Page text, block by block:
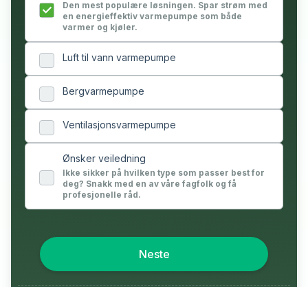
Den mest populære løsningen. Spar strøm med
en energieffektiv varmepumpe som både
varmer og kjøler.
Luft til vann varmepumpe
Bergvarmepumpe
Ventilasjonsvarmepumpe
Ønsker veiledning
Ikke sikker på hvilken type som passer best for
deg? Snakk med en av våre fagfolk og få
profesjonelle råd.
Neste